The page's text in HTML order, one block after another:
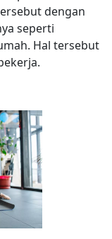
dengan
seperti
Hal tersebut